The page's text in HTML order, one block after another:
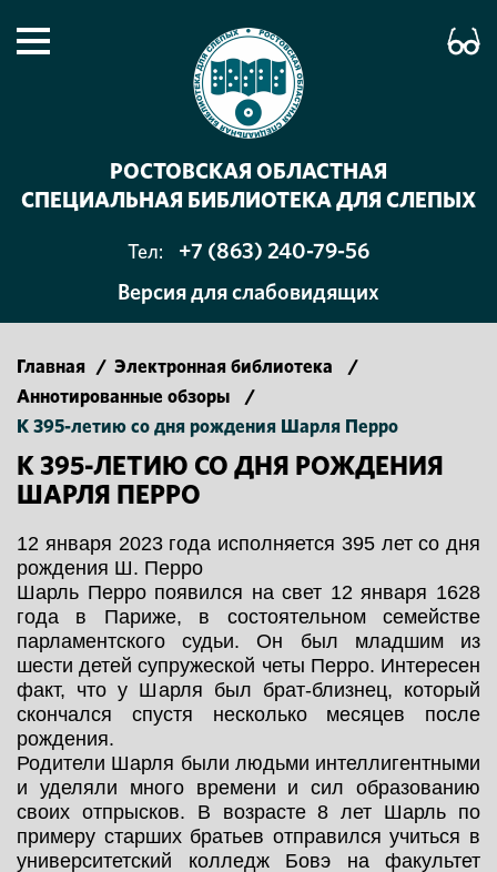
РОСТОВСКАЯ ОБЛАСТНАЯ
СПЕЦИАЛЬНАЯ БИБЛИОТЕКА ДЛЯ СЛЕПЫХ
Тел:
+7 (863) 240-79-56
Версия для слабовидящих
Главная / Электронная библиотека
/
Аннотированные обзоры
/
К 395-летию со дня рождения Шарля Перро
К 395-ЛЕТИЮ СО ДНЯ РОЖДЕНИЯ
ШАРЛЯ ПЕРРО
12 января 2023 года исполняется 395 лет со дня
рождения Ш. Перро
Шарль Перро появился на свет 12 января 1628
года в Париже, в состоятельном семействе
парламентского судьи. Он был младшим из
шести детей супружеской четы Перро. Интересен
факт, что у Шарля был брат-близнец, который
скончался спустя несколько месяцев после
рождения.
Родители Шарля были людьми интеллигентными
и уделяли много времени и сил образованию
своих отпрысков. В возрасте 8 лет Шарль по
примеру старших братьев отправился учиться в
университетский колледж Бовэ на факультет